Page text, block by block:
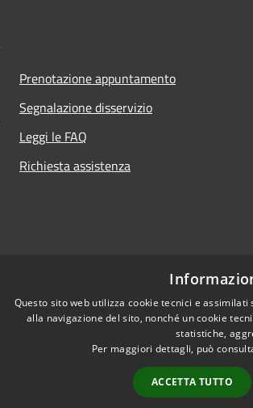
Prenotazione appuntamento
Segnalazione disservizio
Leggi le FAQ
Richiesta assistenza
Questo sito web utilizza cookie tecnici e
alla navigazione del sito, nonché un cookie
statistiche,
Per maggiori dettagli, può
ACCETTA TUTTO